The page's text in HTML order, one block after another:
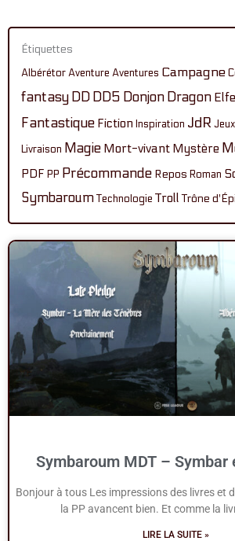
Étiquettes
AlbérétorAventure Aventures Campagne
fantasy DD DD5 Donjon Dragon Elfe
Fantastique Fiction Inspiration JdR Jeux
Livraison Magie Mort-vivant Mystère
PDF PP Précommande Repos Roman
SymbaroumTechnologie Troll Trône
Symbaroum MDT – Symbar
Bonjour à tous Les impressions des livres et
la PP avancent bien. Et comme la
LIRE LA SUITE »
Page
Page